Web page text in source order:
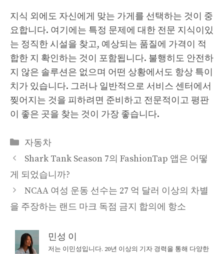
지식 외에도 자신에게 맞는 가게를 선택하는 것이 중
요합니다. 여기에는 특정 문제에 대한 전문 지식이있
는 정직한 시설을 찾고, 예상되는 품질에 가격이 적
합한 지 확인하는 것이 포함됩니다. 불행히도 안전하
지 않은 솔루션은 없으며 어떤 상황에서도 항상 특이
치가 있습니다. 그러나 일반적으로 서비스 센터에서
찢어지는 것을 피하려면 준비하고 전문적이고 평판
이 좋은 곳을 찾는 것이 가장 좋습니다.
Categories
자동차
Shark Tank Season 7의 FashionTap 앱은 어떻
게 되었습니까?
NCAA 여성 운동 선수는 27 억 달러 이상의 차별
을 주장하는 랜드 마크 독점 금지 합의에 항소
민성 이
저는 이민성입니다. 20년 이상의 기자 경력을 통해 다양한